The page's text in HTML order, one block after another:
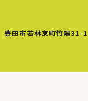
豊田市若林東町竹陽31-1